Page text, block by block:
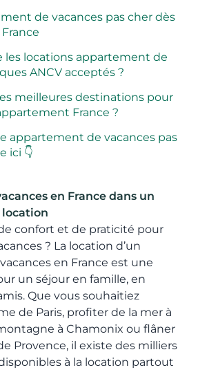
de vacances pas cher dès
les locations appartement de
ANCV acceptés ?
meilleures destinations pour
France ?
appartement de vacances pas
ici 👇
en France dans un
confort et de praticité pour
? La location d’un
en France est une
un séjour en famille, en
Que vous souhaitiez
de Paris, profiter de la mer à
à Chamonix ou flâner
Provence, il existe des milliers
à la location partout